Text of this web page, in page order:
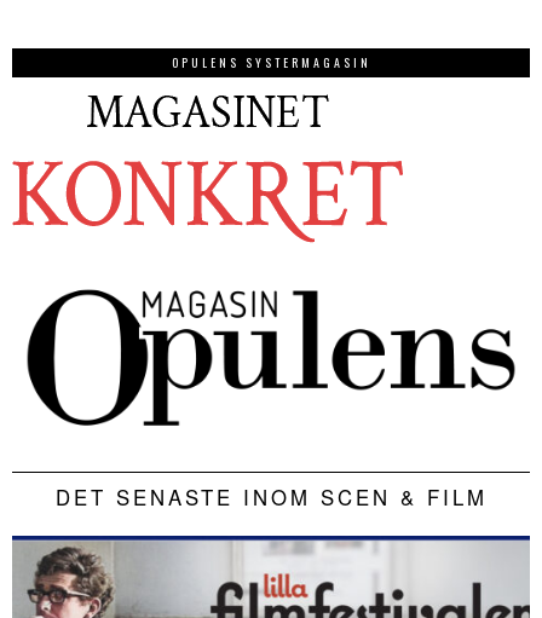
OPULENS SYSTERMAGASIN
DET SENASTE INOM SCEN & FILM